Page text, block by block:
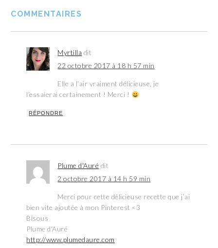
COMMENTAIRES
Myrtilla dit
22 octobre 2017 à 18 h 57 min
Elle a l’air vraiment délicieuse, je
l’essaierai certainement ! Merci !
RÉPONDRE
Plume d'Auré dit
2 octobre 2017 à 14 h 59 min
Merci pour cette délicieuse recette que j’ai
bien vite ajoutée à mon Pinterest <3
Bisous
Plume d'Auré
http://www.plumedaure.com